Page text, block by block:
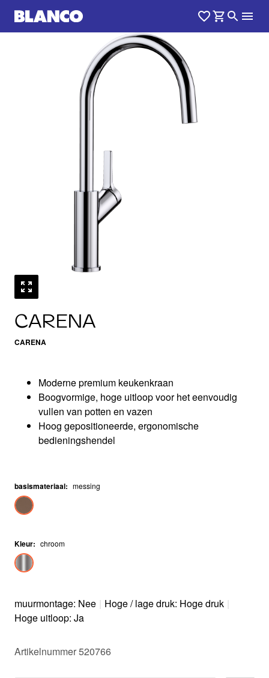
CARENA
CARENA
Moderne premium keukenkraan
Boogvormige, hoge uitloop voor het eenvoudig
vullen van potten en vazen
Hoog gepositioneerde, ergonomische
bedieningshendel
basismateriaal: messing
Kleur: chroom
muurmontage: Nee | Hoge / lage druk: Hoge druk |
Hoge uitloop: Ja
Artikelnummer 520766